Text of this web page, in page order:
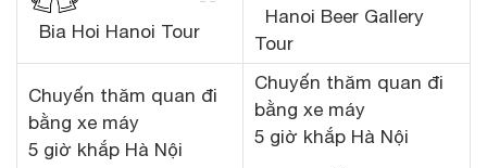
Bia Hoi Hanoi Tour
Hanoi Beer Gallery
Tour
Chuyến thăm quan đi
bằng xe máy
5 giờ khắp Hà Nội
Chuyến thăm quan đi
bằng xe máy
5 giờ khắp Hà Nội